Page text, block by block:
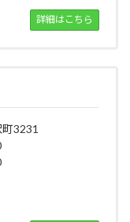
詳細はこちら
3231